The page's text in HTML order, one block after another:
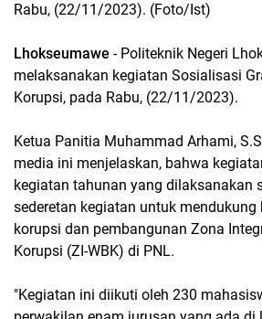
Rabu, (22/11/2023). (Foto/Ist)
Lhokseumawe - Politeknik Negeri
melaksanakan kegiatan Sosialisasi
Korupsi, pada Rabu, (22/11/2023).
Ketua Panitia Muhammad Arhami,
media ini menjelaskan, bahwa
kegiatan tahunan yang dilaksanakan
sederetan kegiatan untuk mendukung
korupsi dan pembangunan Zona
Korupsi (ZI-WBK) di PNL.
"Kegiatan ini diikuti oleh 230